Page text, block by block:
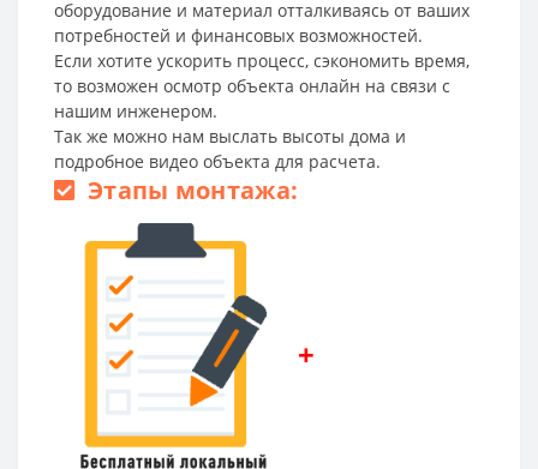
оборудование и материал отталкиваясь от ваших
потребностей и финансовых возможностей.
Если хотите ускорить процесс, сэкономить время,
то возможен осмотр объекта онлайн на связи с
нашим инженером.
Так же можно нам выслать высоты дома и
подробное видео объекта для расчета.
Этапы монтажа:
+